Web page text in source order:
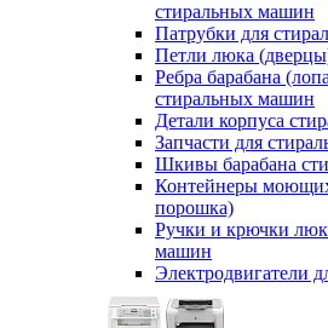
стиральных машин
Патрубки для
Петли люка
Ребра барабана
стиральных машин
Детали корпуса
Запчасти для
Шкивы барабана
Контейнеры
порошка)
Ручки и крючки
машин
Электродвигатели